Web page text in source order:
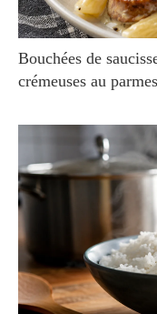
Bouchées de
crémeuses au